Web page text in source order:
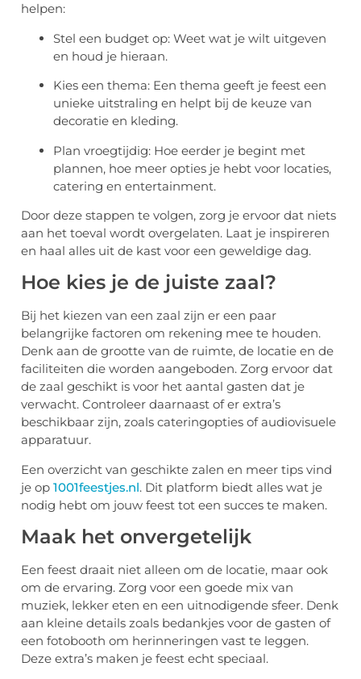
helpen:
Stel een budget op: Weet wat je wilt uitgeven
en houd je hieraan.
Kies een thema: Een thema geeft je feest een
unieke uitstraling en helpt bij de keuze van
decoratie en kleding.
Plan vroegtijdig: Hoe eerder je begint met
plannen, hoe meer opties je hebt voor locaties,
catering en entertainment.
Door deze stappen te volgen, zorg je ervoor dat niets
aan het toeval wordt overgelaten. Laat je inspireren
en haal alles uit de kast voor een geweldige dag.
Hoe kies je de juiste zaal?
Bij het kiezen van een zaal zijn er een paar
belangrijke factoren om rekening mee te houden.
Denk aan de grootte van de ruimte, de locatie en de
faciliteiten die worden aangeboden. Zorg ervoor dat
de zaal geschikt is voor het aantal gasten dat je
verwacht. Controleer daarnaast of er extra’s
beschikbaar zijn, zoals cateringopties of audiovisuele
apparatuur.
Een overzicht van geschikte zalen en meer tips vind
je op 1001feestjes.nl. Dit platform biedt alles wat je
nodig hebt om jouw feest tot een succes te maken.
Maak het onvergetelijk
Een feest draait niet alleen om de locatie, maar ook
om de ervaring. Zorg voor een goede mix van
muziek, lekker eten en een uitnodigende sfeer. Denk
aan kleine details zoals bedankjes voor de gasten of
een fotobooth om herinneringen vast te leggen.
Deze extra’s maken je feest echt speciaal.